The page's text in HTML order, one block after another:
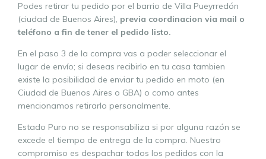
Podes retirar tu pedido por el barrio de Villa Pueyrredón
(ciudad de Buenos Aires), previa coordinacion via mail o
teléfono a fin de tener el pedido listo.
En el paso 3 de la compra vas a poder seleccionar el
lugar de envío; si deseas recibirlo en tu casa tambien
existe la posibilidad de enviar tu pedido en moto (en
Ciudad de Buenos Aires o GBA) o como antes
mencionamos retirarlo personalmente.
Estado Puro no se responsabiliza si por alguna razón se
excede el tiempo de entrega de la compra. Nuestro
compromiso es despachar todos los pedidos con la